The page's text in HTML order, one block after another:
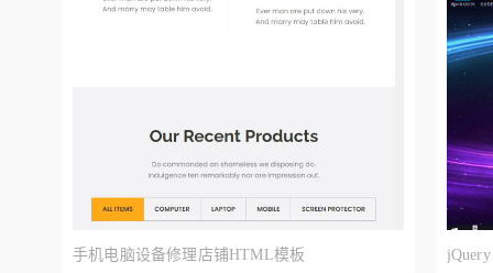
手机电脑设备修理店铺HTML模板